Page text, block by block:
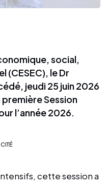
social,
(CESEC), le Dr
jeudi 25 juin 2026
première Session
l’année 2026.
cette session a